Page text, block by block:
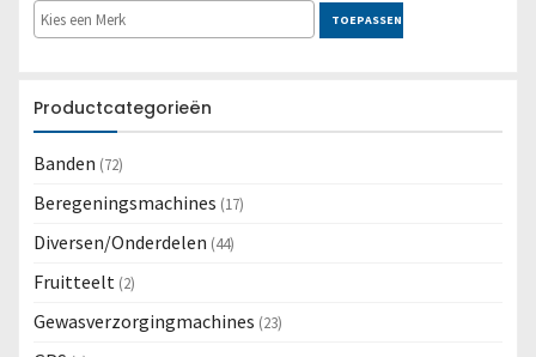
TOEPASSEN
Productcategorieën
Banden (72)
Beregeningsmachines (17)
Diversen/Onderdelen (44)
Fruitteelt (2)
Gewasverzorgingmachines (23)